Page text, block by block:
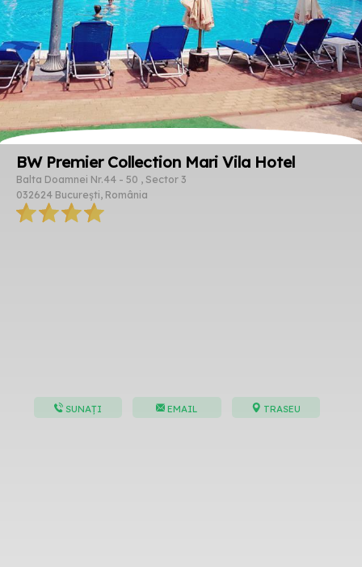
BW Premier Collection Mari Vila Hotel
Balta Doamnei Nr.44 - 50 , Sector 3
032624 București, România
SUNAȚI EMAIL TRASEU